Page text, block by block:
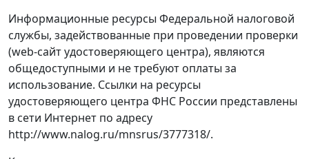
Информационные ресурсы Федеральной налоговой
службы, задействованные при проведении проверки
(web-сайт удостоверяющего центра), являются
общедоступными и не требуют оплаты за
использование. Ссылки на ресурсы
удостоверяющего центра ФНС России представлены
в сети Интернет по адресу
http://www.nalog.ru/mnsrus/3777318/.